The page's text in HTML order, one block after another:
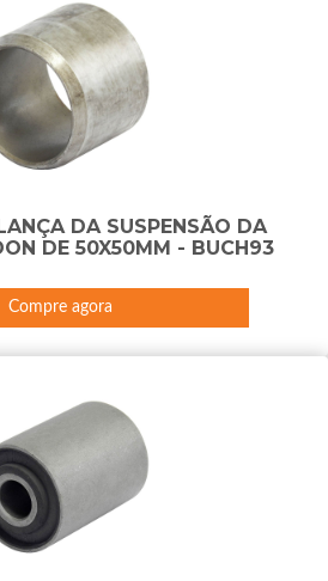
DA SUSPENSÃO DA
DE 50X50MM - BUCH93
Compre agora